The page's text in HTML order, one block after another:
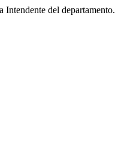
Intendente del departamento.